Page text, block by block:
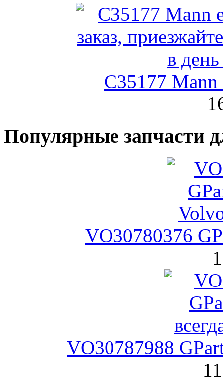
C35177
Популярные запчасти
VO30780376
VO30787988